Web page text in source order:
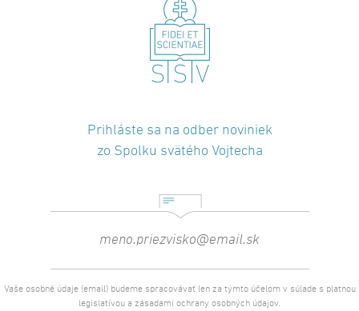
Prihláste sa na odber noviniek
zo Spolku svätého Vojtecha
Vaše osobné údaje (email) budeme spracovávať len za týmto účelom v súlade s platnou
legislatívou a zásadami ochrany osobných údajov.